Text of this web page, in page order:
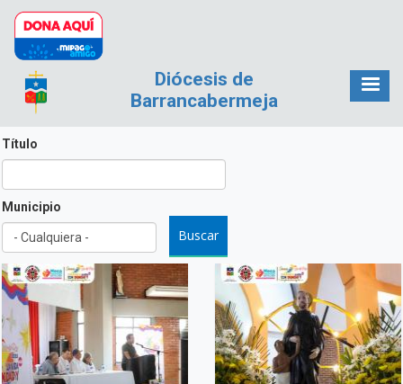
Pasar al contenido principal
Diócesis de
Barrancabermeja
Título
Municipio